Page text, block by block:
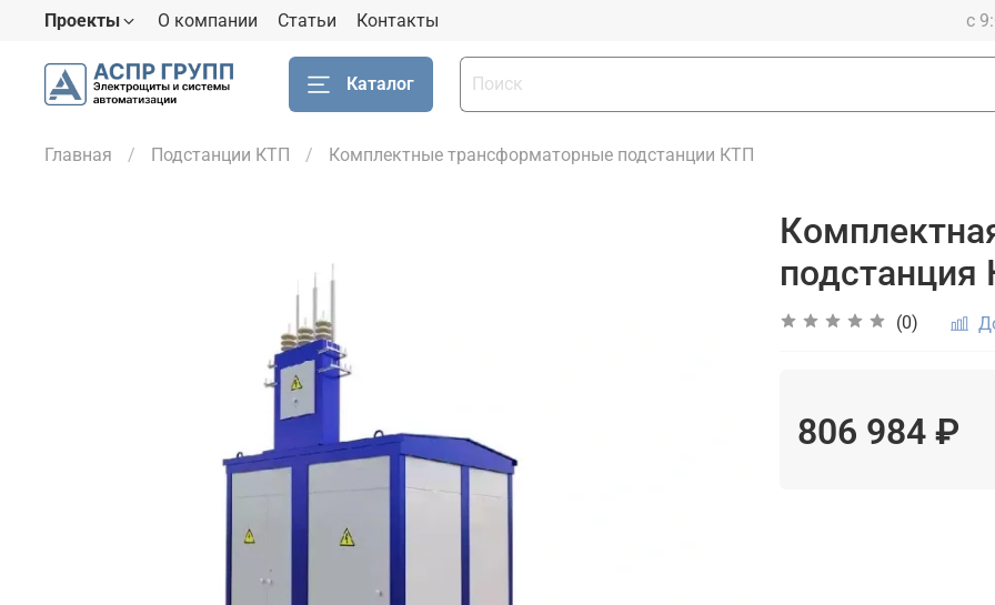
Проекты О компании Статьи Контакты с
Каталог
Главная Подстанции КТП Комплектные трансформаторные подстанции КТП
(0)
806 984 ₽